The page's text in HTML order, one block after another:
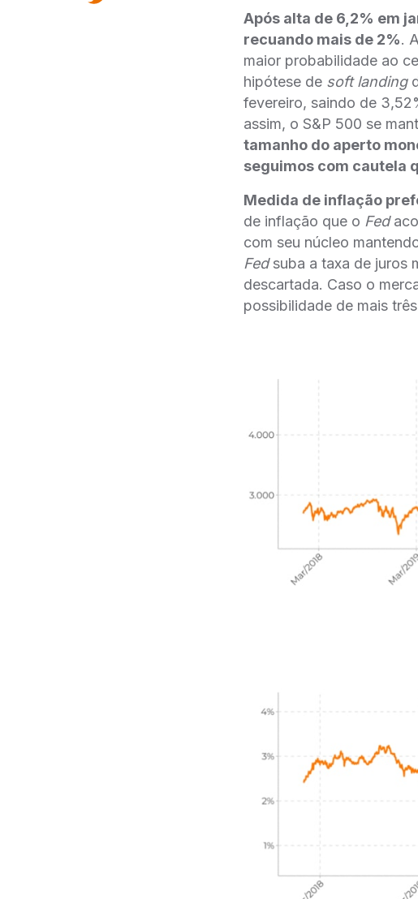
Após alta de 6,2% em
recuando mais de 2%.
maior probabilidade ao
hipótese de soft landing
fevereiro, saindo de
assim, o S&P 500 se
tamanho do aperto
seguimos com cautela
Medida de inflação
de inflação que o Fed
com seu núcleo
Fedsuba a taxa de juros
descartada. Caso o
possibilidade de mais